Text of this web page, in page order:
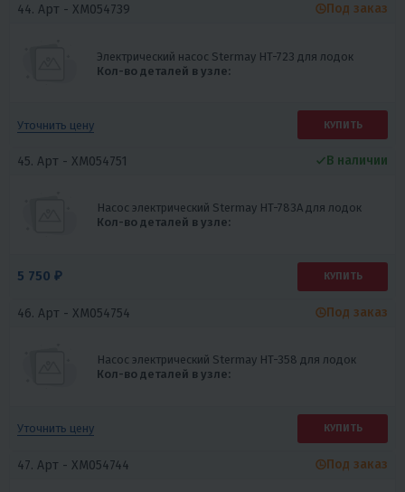
44. Арт - XM054739
Электрический насос Stermay HT-723 для лодок
Кол-во деталей в узле:
Под заказ
Уточнить цену КУПИТЬ
45. Арт - XM054751
Насос электрический Stermay HT-783A для лодок
Кол-во деталей в узле:
В наличии
5 750 ₽ КУПИТЬ
46. Арт - XM054754
Насос электрический Stermay HT-358 для лодок
Кол-во деталей в узле:
Под заказ
Уточнить цену КУПИТЬ
47. Арт - XM054744 Под заказ